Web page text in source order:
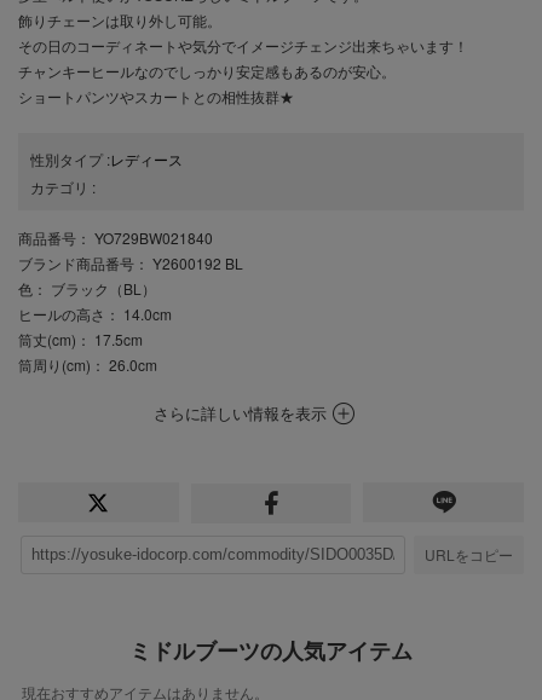
飾りチェーンは取り外し可能。
その日のコーディネートや気分でイメージチェンジ出来ちゃいます！
チャンキーヒールなのでしっかり安定感もあるのが安心。
ショートパンツやスカートとの相性抜群★
性別タイプ :レディース
カテゴリ :
商品番号 ： YO729BW021840
ブランド商品番号 ： Y2600192 BL
色 ： ブラック（BL）
ヒールの高さ ： 14.0cm
筒丈(cm) ： 17.5cm
筒周り(cm) ： 26.0cm
さらに詳しい情報を表示
URLをコピー
ミドルブーツの人気アイテム
現在おすすめアイテムはありません。